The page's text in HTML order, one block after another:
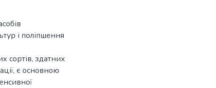
і поліпшення
сортів, здатних
є основною